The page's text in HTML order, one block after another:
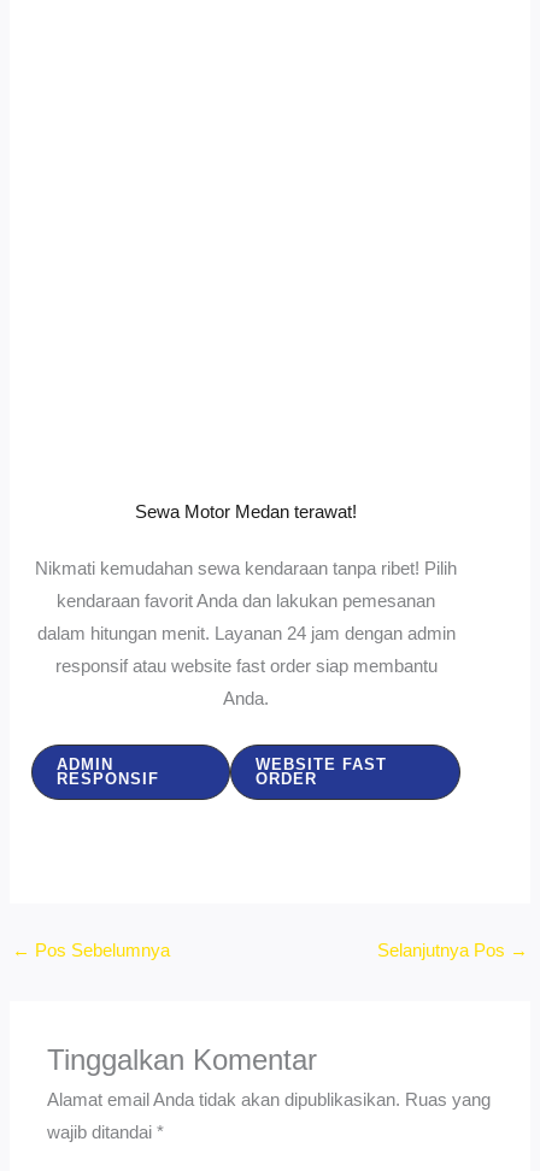
Sewa Motor Medan terawat!
Nikmati kemudahan sewa kendaraan tanpa ribet! Pilih
kendaraan favorit Anda dan lakukan pemesanan
dalam hitungan menit. Layanan 24 jam dengan admin
responsif atau website fast order siap membantu
Anda.
ADMIN
RESPONSIF
WEBSITE FAST
ORDER
← Pos Sebelumnya Selanjutnya Pos →
Tinggalkan Komentar
Alamat email Anda tidak akan dipublikasikan. Ruas yang
wajib ditandai*